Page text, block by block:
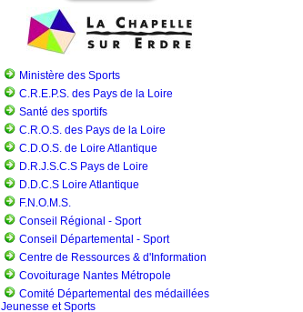
Ministère des Sports
C.R.E.P.S. des Pays de la Loire
Santé des sportifs
C.R.O.S. des Pays de la Loire
C.D.O.S. de Loire Atlantique
D.R.J.S.C.S Pays de Loire
D.D.C.S Loire Atlantique
F.N.O.M.S.
Conseil Régional - Sport
Conseil Départemental - Sport
Centre de Ressources & d'Information
Covoiturage Nantes Métropole
Comité Départemental des médaillées
Jeunesse et Sports